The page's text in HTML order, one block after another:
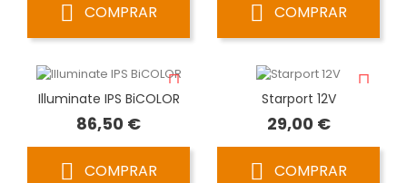
COMPRAR COMPRAR
Illuminate IPS BiCOLOR
86,50 €Precio
COMPRAR
Starport 12V
29,00 €Precio
COMPRAR